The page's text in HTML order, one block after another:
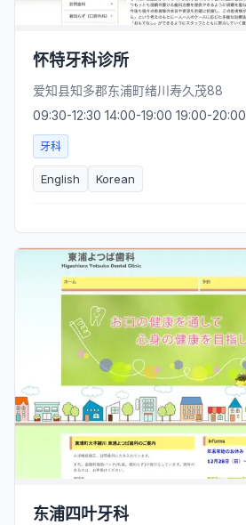
怀特牙科诊所
爱知县知多郡东浦町绪川寿久茂88
09:30-12:30 14:00-19:00 19:00-20:00
牙科
English Korean
东浦四叶牙科